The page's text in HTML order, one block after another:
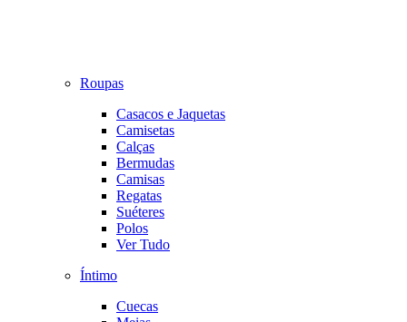
Roupas
Casacos e Jaquetas
Camisetas
Calças
Bermudas
Camisas
Regatas
Suéteres
Polos
Ver Tudo
Íntimo
Cuecas